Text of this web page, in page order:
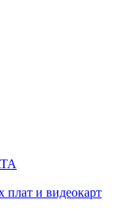
плат и видеокарт